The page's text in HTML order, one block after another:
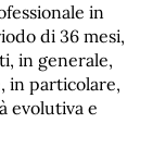
in
di 36 mesi,
in generale,
in particolare,
evolutiva e